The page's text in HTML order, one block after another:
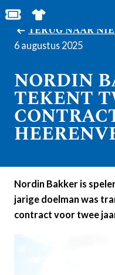
BESTEL JOUW
SHOP IN DE
TERUG NAAR
6 augustus 2025
NORDIN
TEKENT
Nordin Bakker is
jarige doelman was
contract voor twee